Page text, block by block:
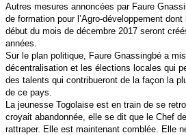
Autres mesures annoncées par Faure
de formation pour l’Agro-développement
début du mois de décembre 2017 seront
années.
Sur le plan politique, Faure Gnassingbé a
décentralisation et les élections locales qui
des talents qui contribueront de la façon la
de ce pays.
La jeunesse Togolaise est en train de se
croyait abandonnée, elle se dit que le Chef
rattraper. Elle est maintenant comblée. Elle